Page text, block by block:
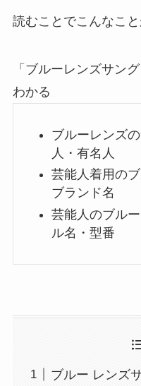
読むことでこんなこと
「ブルーレンズサン
わかる
ブルーレンズ
人・有名人
芸能人着用の
ブランド名
芸能人のブル
ル名・型番
ブルー レンズ